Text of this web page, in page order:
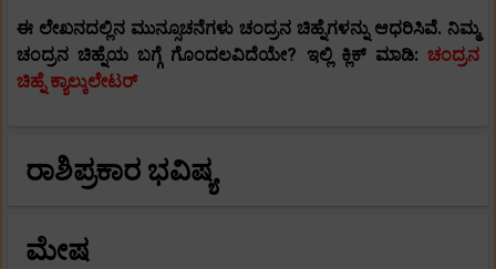
ಈ ಲೇಖನದಲ್ಲಿನ ಮುನ್ಸೂಚನೆಗಳು ಚಂದ್ರನ ಚಿಹ್ನೆಗಳನ್ನು ಆಧರಿಸಿವೆ. ನಿಮ್ಮ
ಚಂದ್ರನ ಚಿಹ್ನೆಯ ಬಗ್ಗೆ ಗೊಂದಲವಿದೆಯೇ? ಇಲ್ಲಿ ಕ್ಲಿಕ್ ಮಾಡಿ: ಚಂದ್ರನ
ಚಿಹ್ನೆ ಕ್ಯಾಲ್ಕುಲೇಟರ್
ರಾಶಿಪ್ರಕಾರ ಭವಿಷ್ಯ
ಮೇಷ